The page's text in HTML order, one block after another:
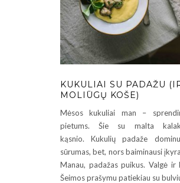
KUKULIAI SU PADAŽU
MOLIŪGŲ KOŠE)
Mėsos kukuliai man –
pietums. Šie su malta
kąsnio. Kukulių padaže
sūrumas, bet, nors baiminausi
Manau, padažas puikus. Valgė
Šeimos prašymu patiekiau su